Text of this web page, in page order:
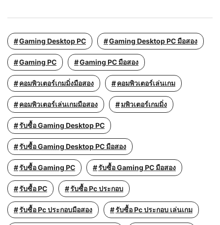
Gaming Desktop PC Gaming Desktop PC มือสอง
Gaming PC Gaming PC มือสอง
คอมพิวเตอร์เกมมิ่งมือสอง คอมพิวเตอร์เล่นเกม
คอมพิวเตอร์เล่นเกมมือสอง มพิวเตอร์เกมมิ่ง
รับซื้อ Gaming Desktop PC
รับซื้อ Gaming Desktop PC มือสอง
รับซื้อ Gaming PC รับซื้อ Gaming PC มือสอง
รับซื้อ PC รับซื้อ Pc ประกอบ
รับซื้อ Pc ประกอบมือสอง รับซื้อ Pc ประกอบ เล่นเกม